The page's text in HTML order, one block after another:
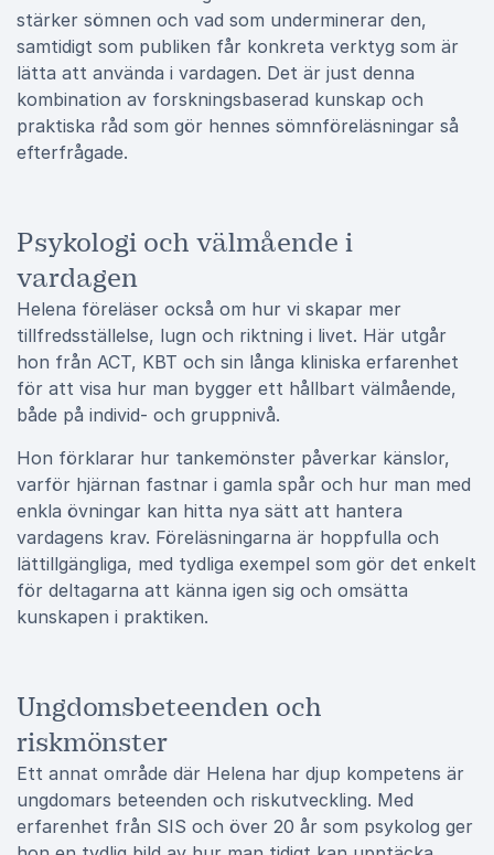
stärker sömnen och vad som underminerar den,
samtidigt som publiken får konkreta verktyg som är
lätta att använda i vardagen. Det är just denna
kombination av forskningsbaserad kunskap och
praktiska råd som gör hennes sömnföreläsningar så
efterfrågade.
Psykologi och välmående i
vardagen
Helena föreläser också om hur vi skapar mer
tillfredsställelse, lugn och riktning i livet. Här utgår
hon från ACT, KBT och sin långa kliniska erfarenhet
för att visa hur man bygger ett hållbart välmående,
både på individ- och gruppnivå.
Hon förklarar hur tankemönster påverkar känslor,
varför hjärnan fastnar i gamla spår och hur man med
enkla övningar kan hitta nya sätt att hantera
vardagens krav. Föreläsningarna är hoppfulla och
lättillgängliga, med tydliga exempel som gör det enkelt
för deltagarna att känna igen sig och omsätta
kunskapen i praktiken.
Ungdomsbeteenden och
riskmönster
Ett annat område där Helena har djup kompetens är
ungdomars beteenden och riskutveckling. Med
erfarenhet från SIS och över 20 år som psykolog ger